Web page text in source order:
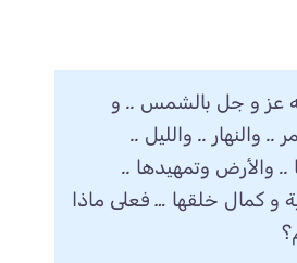
عز و جل بالشمس .. و
.. والنهار .. والليل ..
.. والأرض وتمهيدها ..
و كمال خلقها … فعلى ماذا